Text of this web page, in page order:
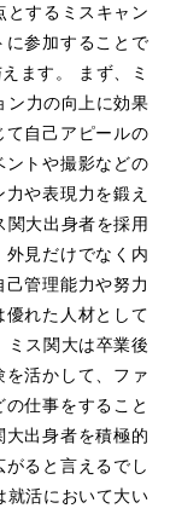
とするミスキャン
に参加することで
ます。 まず、ミ
ン力の向上に効果
て自己アピールの
ントや撮影などの
や表現力を鍛え
関大出身者を採用
見だけでなく内
管理能力や努力
れた人材として
ミス関大は卒業後
活かして、ファ
仕事をすること
出身者を積極的
ると言えるでし
就活において大い